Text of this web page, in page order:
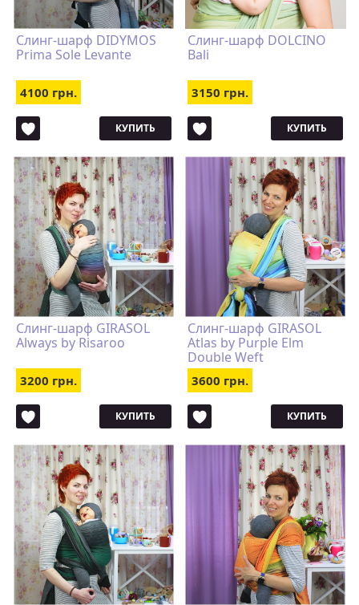
Слинг-шарф DIDYMOS
Prima Sole Levante
4100 грн.
КУПИТЬ
Слинг-шарф DOLCINO
Bali
3150 грн.
КУПИТЬ
Слинг-шарф GIRASOL
Always by Risaroo
3200 грн.
КУПИТЬ
Слинг-шарф GIRASOL
Atlas by Purple Elm
Double Weft
3600 грн.
КУПИТЬ